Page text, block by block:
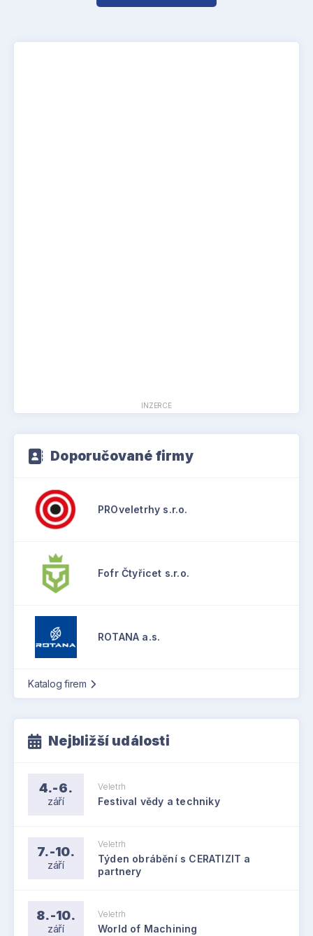
INZERCE
Doporučované firmy
PROveletrhy s.r.o.
Fofr Čtyřicet s.r.o.
ROTANA a.s.
Katalog firem
Nejbližší události
4.-6.
září
Veletrh
Festival vědy a techniky
7.-10.
září
Veletrh
Týden obrábění s CERATIZIT a
partnery
8.-10.
září
Veletrh
World of Machining